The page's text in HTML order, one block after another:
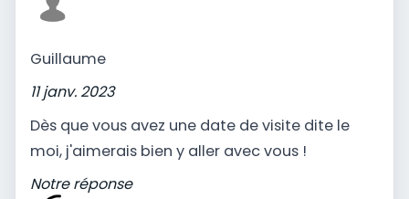
Guillaume
11 janv. 2023
Dès que vous avez une date de visite dite le
moi, j'aimerais bien y aller avec vous !
Notre réponse